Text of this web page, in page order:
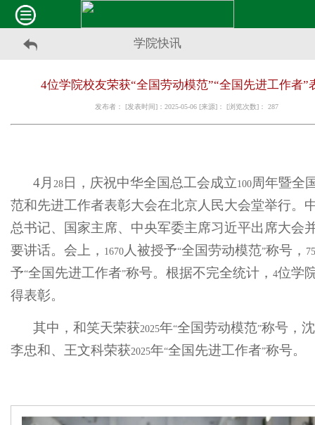
学院快讯
4位学院校友荣获“全国劳动模范”“全国先进工作者”
发布者： [发表时间]：2025-05-06 [来源]： [浏览次数]： 287
4月 28 日，庆祝中华全国总工会成立 100周年暨全
范和先进工作者表彰大会在北京人民大会堂举行。
总书记、国家主席、中央军委主席习近平出席大会
要讲话。会上， 1670 人被授予“全国劳动模范”称号，
予“全国先进工作者”称号。根据不完全统计， 4位学
得表彰。
其中，和笑天荣获2025年“全国劳动模范”称号，
李忠和、王文科荣获2025年“全国先进工作者”称号。